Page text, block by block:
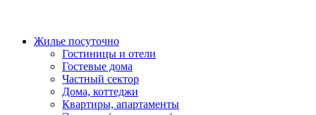
Жилье посуточно
Гостиницы и отели
Гостевые дома
Частный сектор
Дома, коттеджи
Квартиры, апартаменты